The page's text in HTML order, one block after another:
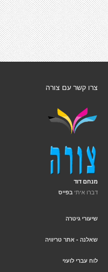
צרו קשר עם צורה
מנחם דוד
דברו איתי בפייס
שיעורי גיטרה
שאלנה - אתר טריוויה
לוח עברי לועזי